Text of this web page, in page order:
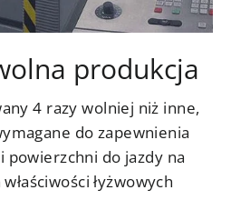
produkcja
4 razy wolniej niż inne,
do zapewnienia
powierzchni do jazdy na
łyżwowych